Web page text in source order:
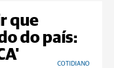
que
do país:
COTIDIANO